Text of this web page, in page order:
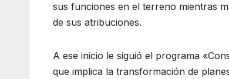
sus funciones en el terreno mientras
de sus atribuciones.
A ese inicio le siguió el programa
que implica la transformación de